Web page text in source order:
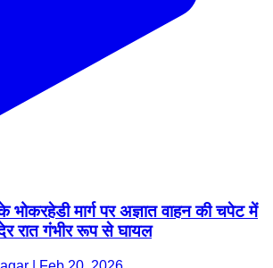
भोकरहेडी मार्ग पर अज्ञात वाहन की चपेट में
रात गंभीर रूप से घायल